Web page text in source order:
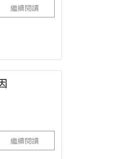
繼續閱讀
繼續閱讀